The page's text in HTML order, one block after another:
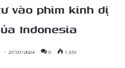
vào phim kinh dị
Indonesia
27/07/2024 0 1.351